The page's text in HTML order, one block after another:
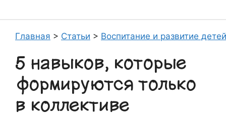
Главная > Статьи > Воспитание и развитие детей
5 навыков, которые
формируются только
в коллективе